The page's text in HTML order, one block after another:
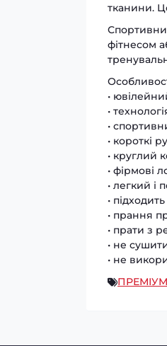
тканини.
фітнесом
•
•
•
• короткі
• круглий
• фірмові
• легкий і
•
• прання
• прати з
• не
• не
ПРЕМІУМ